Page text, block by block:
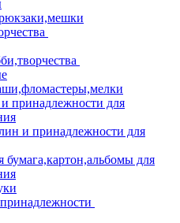
принадлежности для
и принадлежности для
бумага,картон,альбомы для